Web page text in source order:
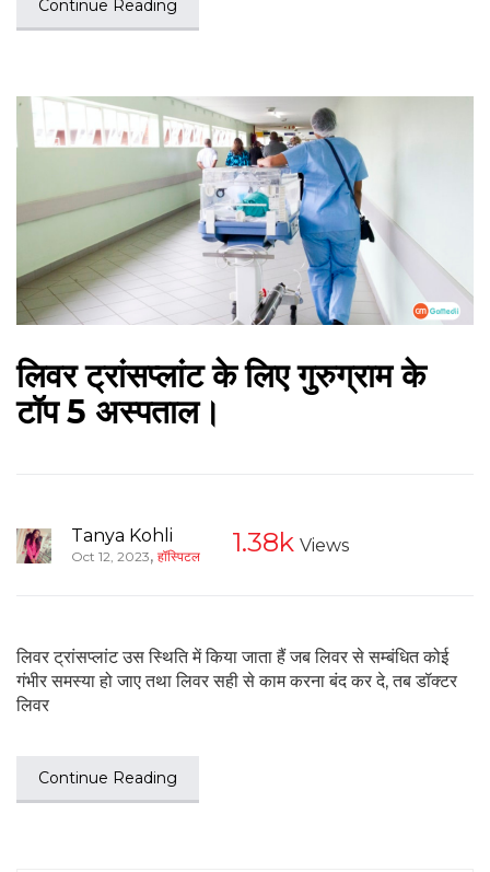
Continue Reading
लिवर ट्रांसप्लांट के लिए गुरुग्राम के
टॉप 5 अस्पताल।
Tanya Kohli
Oct 12, 2023, हॉस्पिटल 1.38k Views
लिवर ट्रांसप्लांट उस स्थिति में किया जाता हैं जब लिवर से सम्बंधित कोई
गंभीर समस्या हो जाए तथा लिवर सही से काम करना बंद कर दे, तब डॉक्टर
लिवर
Continue Reading